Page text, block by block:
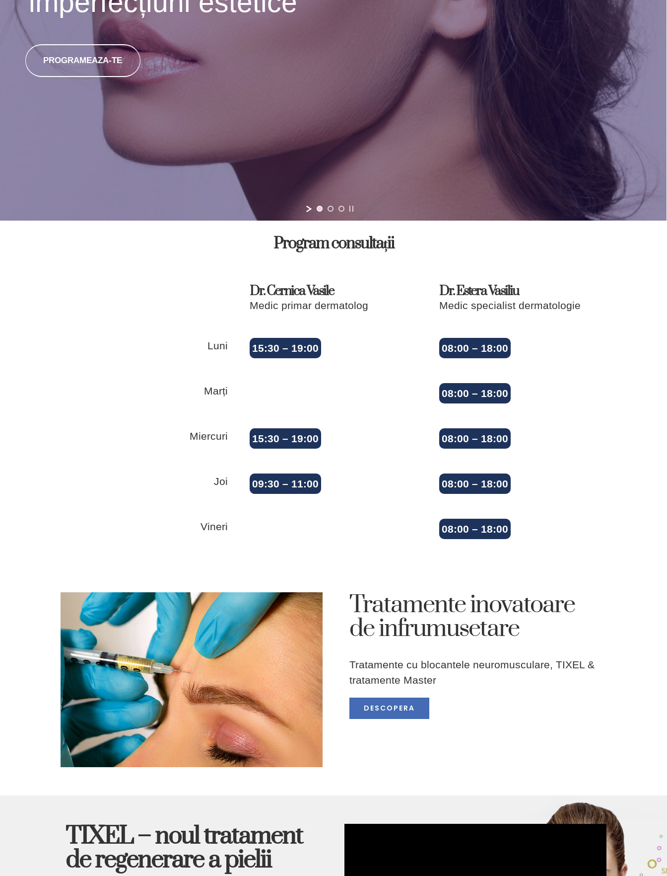
PROGRAMEAZA-TE
Program consultații
Dr. Cernica Vasile
Medic primar dermatolog
Dr. Estera Vasiliu
Medic specialist dermatologie
Luni 15:30 – 19:00 08:00 – 18:00
Marți 08:00 – 18:00
Miercuri 15:30 – 19:00 08:00 – 18:00
Joi 09:30 – 11:00 08:00 – 18:00
Vineri 08:00 – 18:00
Tratamente inovatoare
de infrumusetare
Tratamente cu blocantele neuromusculare, TIXEL &
tratamente Master
DESCOPERA
TIXEL –noul tratament
de regenerare a pielii